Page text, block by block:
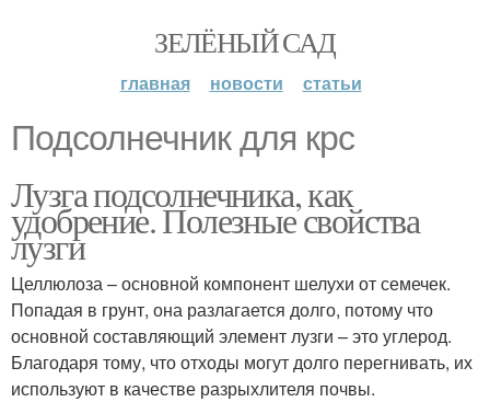
ЗЕЛЁНЫЙ САД
главная новости статьи
Подсолнечник для крс
Лузга подсолнечника, как
удобрение. Полезные свойства
лузги
Целлюлоза – основной компонент шелухи от семечек.
Попадая в грунт, она разлагается долго, потому что
основной составляющий элемент лузги – это углерод.
Благодаря тому, что отходы могут долго перегнивать, их
используют в качестве разрыхлителя почвы.